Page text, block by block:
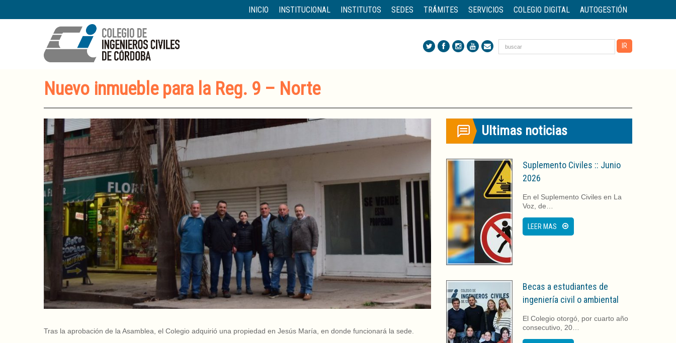
INICIO INSTITUCIONAL INSTITUTOS SEDES TRÁMITES SERVICIOS COLEGIO DIGITAL AUTOGESTIÓN
Nuevo inmueble para la Reg. 9 – Norte
Tras la aprobación de la Asamblea, el Colegio adquirió una propiedad en Jesús María, en donde funcionará la sede.
Ultimas noticias
Suplemento Civiles :: Junio
2026
En el Suplemento Civiles en La
Voz, de…
LEER MAS
Becas a estudiantes de
ingeniería civil o ambiental
El Colegio otorgó, por cuarto año
consecutivo, 20…